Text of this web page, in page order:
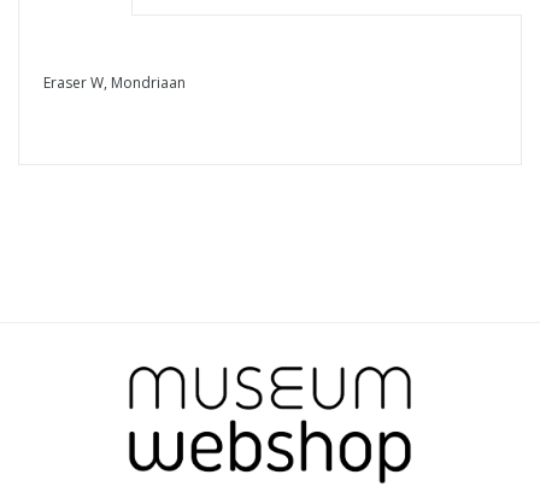
Eraser W, Mondriaan